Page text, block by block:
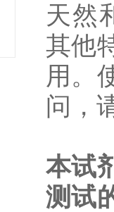
天然
其他
用。
问，
本试
测试